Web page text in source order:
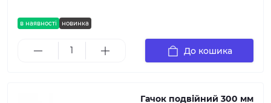
в наявності новинка
До кошика
Гачок подвійний 300 мм